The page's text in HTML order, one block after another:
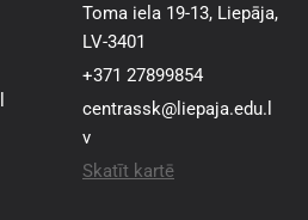
Toma iela 19-13, Liepāja,
LV-3401
+371 27899854
centrassk@liepaja.edu.l
v
Skatīt kartē